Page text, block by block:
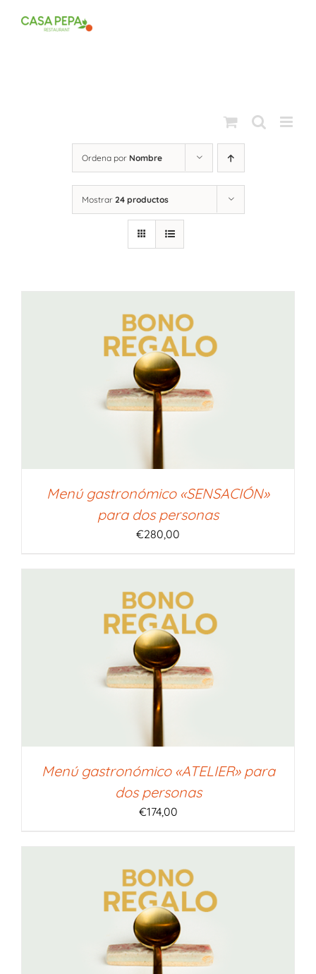
Ordena por Nombre
Mostrar 24 productos
Menú gastronómico «SENSACIÓN»
para dos personas
€280,00
Menú gastronómico «ATELIER» para
dos personas
€174,00